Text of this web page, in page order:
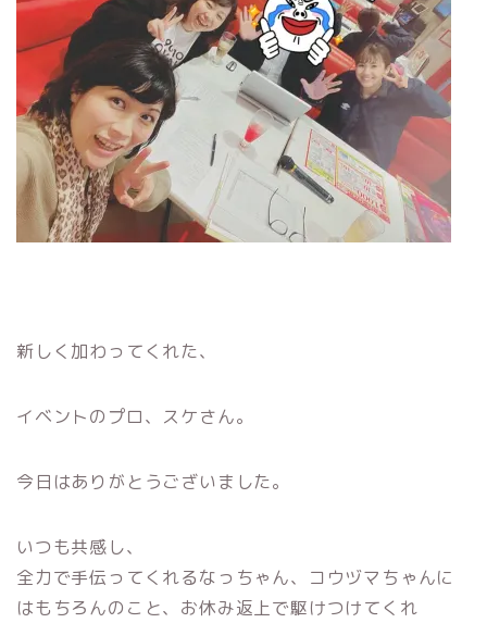
新しく加わってくれた、
イベントのプロ、スケさん。
今日はありがとうございました。
いつも共感し、
全力で手伝ってくれるなっちゃん、コウヅマちゃんに
はもちろんのこと、お休み返上で駆けつけてくれ